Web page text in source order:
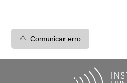
⚠️ Comunicar erro